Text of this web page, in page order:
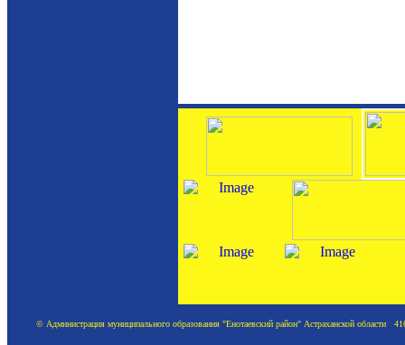
© Администрация муниципального образования "Енотаевский район" Астраханской области